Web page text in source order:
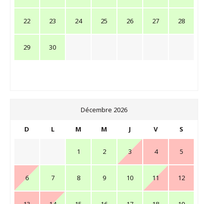
22 23 24 25 26 27 28
29 30
Décembre 2026
D L M M J V S
1 2 3 4 5
6 7 8 9 10 11 12